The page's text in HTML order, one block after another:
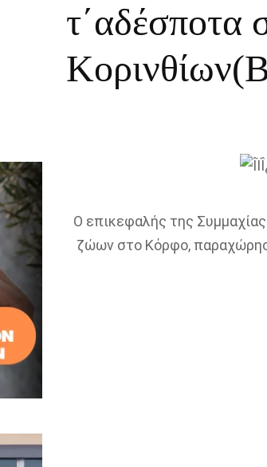
τ΄αδέσποτα
Ο επικεφαλής της
ζώων στο Κόρφο,